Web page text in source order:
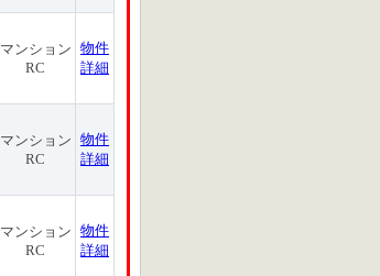
マンション
RC
物件
詳細
マンション
RC
物件
詳細
マンション
RC
物件
詳細